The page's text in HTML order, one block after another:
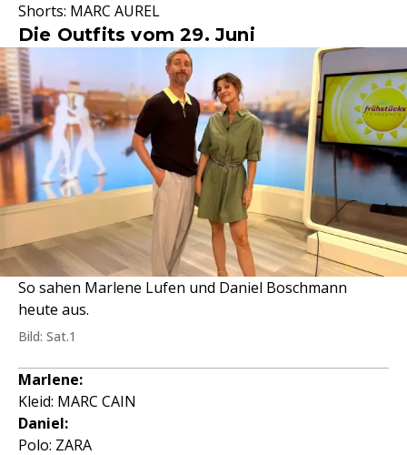
Shorts: MARC AUREL
Die Outfits vom 29. Juni
So sahen Marlene Lufen und Daniel Boschmann
heute aus.
Bild: Sat.1
Marlene:
Kleid: MARC CAIN
Daniel:
Polo: ZARA